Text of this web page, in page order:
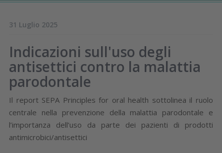
31 Luglio 2025
Indicazioni sull'uso degli
antisettici contro la malattia
parodontale
Il report SEPA Principles for oral health sottolinea il ruolo
centrale nella prevenzione della malattia parodontale e
l’importanza dell’uso da parte dei pazienti di prodotti
antimicrobici/antisettici